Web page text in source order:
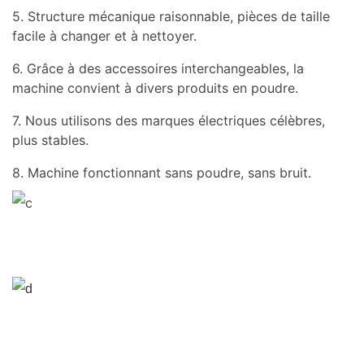
5. Structure mécanique raisonnable, pièces de taille
facile à changer et à nettoyer.
6. Grâce à des accessoires interchangeables, la
machine convient à divers produits en poudre.
7. Nous utilisons des marques électriques célèbres,
plus stables.
8. Machine fonctionnant sans poudre, sans bruit.